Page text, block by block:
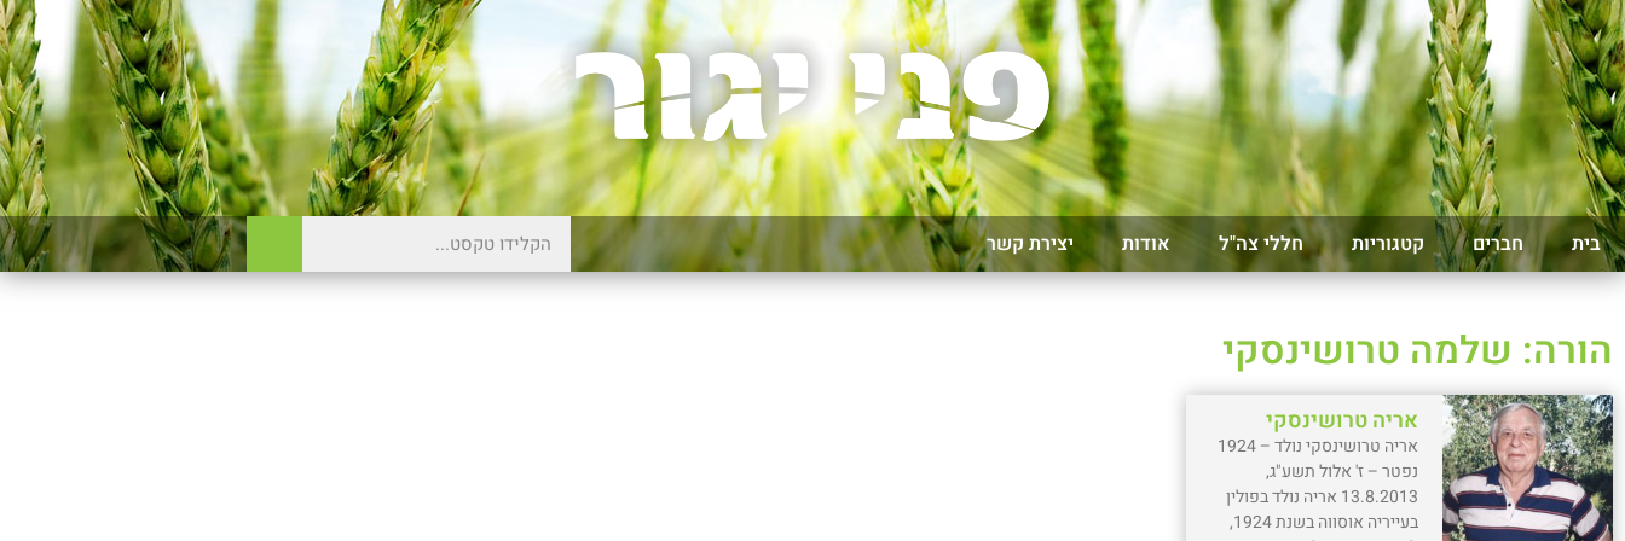
בית חברים קטגוריות חללי צה"ל אודות יצירת קשר
הורה: שלמה טרושינסקי
אריה טרושינסקי
אריה טרושינסקי נולד – 1924
נפטר – ז' אלול תשע"ג,
13.8.2013 אריה נולד בפולין
בעייריה אוסווה בשנת 1924,